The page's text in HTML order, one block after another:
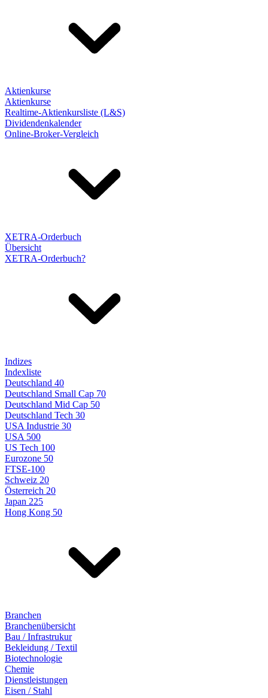
Aktienkurse
Aktienkurse
Realtime-Aktienkursliste (L&S)
Dividendenkalender
Online-Broker-Vergleich
XETRA-Orderbuch
Übersicht
XETRA-Orderbuch?
Indizes
Indexliste
Deutschland 40
Deutschland Small Cap 70
Deutschland Mid Cap 50
Deutschland Tech 30
USA Industrie 30
USA 500
US Tech 100
Eurozone 50
FTSE-100
Schweiz 20
Österreich 20
Japan 225
Hong Kong 50
Branchen
Branchenübersicht
Bau / Infrastrukur
Bekleidung / Textil
Biotechnologie
Chemie
Dienstleistungen
Eisen / Stahl